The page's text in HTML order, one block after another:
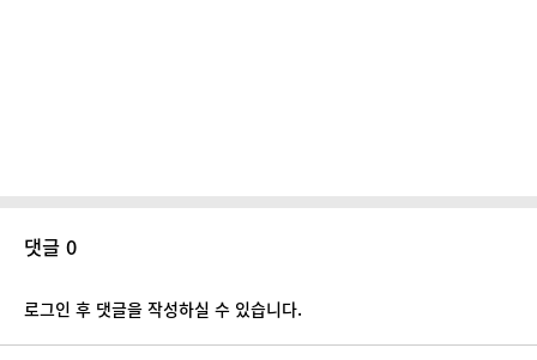
댓글 0
로그인 후 댓글을 작성하실 수 있습니다.